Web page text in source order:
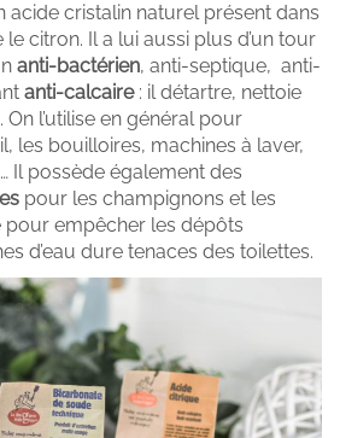
acide cristalin naturel présent dans
citron. Il a lui aussi plus d’un tour
anti-bactérien, anti-septique, anti-
anti-calcaire: il détartre, nettoie
l’utilise en général pour
les bouilloires, machines à laver,
Il possède également des
pour les champignons et les
pour empêcher les dépôts
d’eau dure tenaces des toilettes.